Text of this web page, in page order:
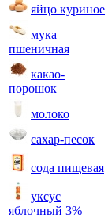
яйцо куриное
мука
пшеничная
какао-
порошок
молоко
сахар-песок
сода пищевая
уксус
яблочный 3%